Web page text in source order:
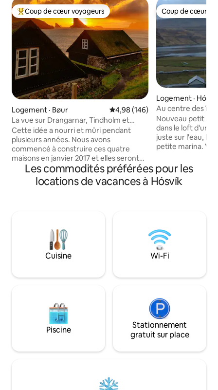
Coup de cœur voyageurs parmi les plus aimés
Coup de cœur voyageurs
Logement · Bøur Note moyenne de 4,98 sur 5,
4,98 (146)
La vue sur Drangarnar, Tindholm et
Mykines
Cette idée a nourri et mûri pendant
plusieurs années. Nous avons
commencé à construire ces quatre
maisons en janvier 2017 et elles seront
terminées en mars 2018. Les vieilles
maisons féroïennes sont agréables dans
le paysage féroïen global, et nous avons
chambre principale, destinée à deux
adultes et un espace ouvert
supplémentaire pour dormir deux
adultes supplémentaires. La vue depuis
des plus belles des îles Féroé. Notre
d'assurer leur confort maximal.
bienvenue Anita et Tróndur :)
Coup de cœur
Coup de cœur
Logement ·
Au centre des
sur le front de
Nouveau petit
dans le loft d'un
juste sur l'eau, la
petite marina.
montagnes.
îles Féroé,
idéal pour
enfants, qui n'ont
beaucoup
escaliers étroits
c'est-à-dire qu'ils
entièrement
Les commodités préférées pour les
locations de vacances à Hósvík
Cuisine Wi-Fi
Piscine
Stationnement
gratuit sur place